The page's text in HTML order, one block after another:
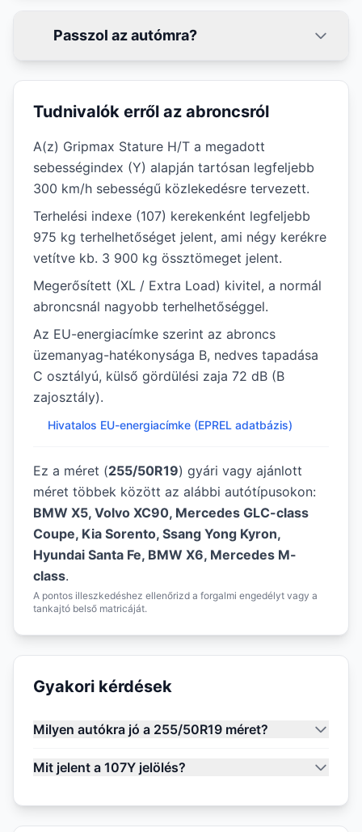
Passzol az autómra?
Tudnivalók erről az abroncsról
A(z) Gripmax Stature H/T a megadott
sebességindex (Y) alapján tartósan legfeljebb
300 km/h sebességű közlekedésre tervezett.
Terhelési indexe (107) kerekenként legfeljebb
975 kg terhelhetőséget jelent, ami négy kerékre
vetítve kb. 3 900 kg össztömeget jelent.
Megerősített (XL / Extra Load) kivitel, a normál
abroncsnál nagyobb terhelhetőséggel.
Az EU-energiacímke szerint az abroncs
üzemanyag-hatékonysága B, nedves tapadása
C osztályú, külső gördülési zaja 72 dB (B
zajosztály).
Hivatalos EU-energiacímke (EPREL adatbázis)
Ez a méret (255/50R19) gyári vagy ajánlott
méret többek között az alábbi autótípusokon:
BMW X5, Volvo XC90, Mercedes GLC-class
Coupe, Kia Sorento, Ssang Yong Kyron,
Hyundai Santa Fe, BMW X6, Mercedes M-
class.
A pontos illeszkedéshez ellenőrizd a forgalmi engedélyt vagy a
tankajtó belső matricáját.
Gyakori kérdések
Milyen autókra jó a 255/50R19 méret?
Mit jelent a 107Y jelölés?